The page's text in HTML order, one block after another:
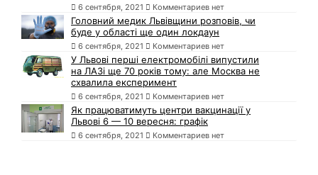
6 сентября, 2021 Комментариев нет
Головний медик Львівщини розповів, чи
буде у області ще один локдаун
6 сентября, 2021 Комментариев нет
У Львові перші електромобілі випустили
на ЛАЗі ще 70 років тому: але Москва не
схвалила експеримент
6 сентября, 2021 Комментариев нет
Як працюватимуть центри вакцинації у
Львові 6 — 10 вересня: графік
6 сентября, 2021 Комментариев нет